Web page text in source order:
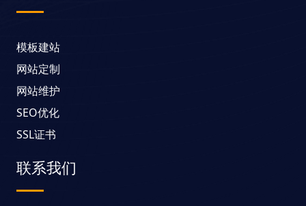
模板建站
网站定制
网站维护
SEO优化
SSL证书
联系我们